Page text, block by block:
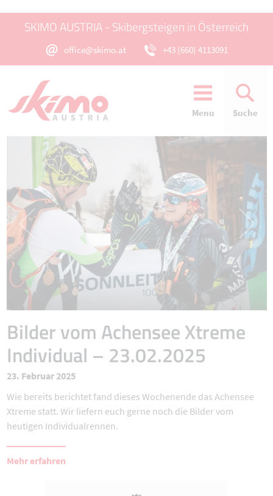
SKIMO AUSTRIA - Skibergsteigen in Österreich
office@skimo.at +43 (660) 4113091
Menu Suche
Bilder vom Achensee Xtreme
Individual – 23.02.2025
23. Februar 2025
Wie bereits berichtet fand dieses Wochenende das Achensee
Xtreme statt. Wir liefern euch gerne noch die Bilder vom
heutigen Individualrennen.
Mehr erfahren